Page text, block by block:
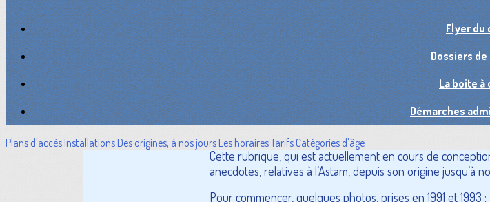
Flyer du
Dossiers
La boite à
Démarches
Plans d'accès InstallationsDes origines, à nos jours Les horairesTarifsCatégories d'âge
Cette rubrique, qui est actuellement en cours de
anecdotes, relatives à l’Astam, depuis son origine jusqu’à
Pour commencer, quelques photos, prises en 1991 et 1993 :